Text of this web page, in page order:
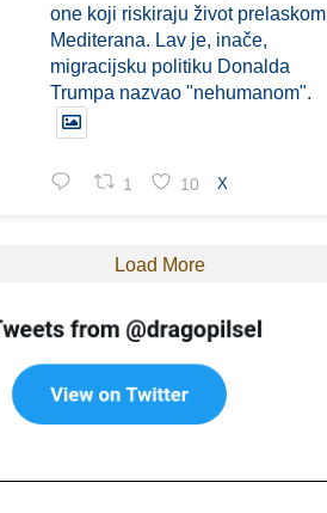
one koji riskiraju život prelaskom
Mediterana. Lav je, inače,
migracijsku politiku Donalda
Trumpa nazvao "nehumanom".
1 10 X
Load More